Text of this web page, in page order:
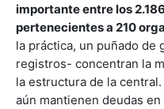
importante entre los
pertenecientes a 210
la práctica, un puñado de
registros- concentran la
la estructura de la
aún mantienen deudas